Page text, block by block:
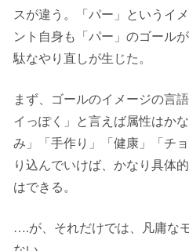
スが違う。「パー」というイ
ント自身も「パー」のゴール
駄なやり直しが生じた。
まず、ゴールのイメージの言
イっぽく」と言えば属性はか
み」「手作り」「健康」「チ
り込んでいけば、かなり具体
はできる。
….が、それだけでは、凡庸な